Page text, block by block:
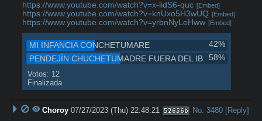
https://www.youtube.com/watch?v=x-lidS6-quc [Embed]
https://www.youtube.com/watch?v=knUxo5H3wUQ [Embed]
https://www.youtube.com/watch?v=yrbnNyLeHww [Embed]
42%
MI INFANCIA CONCHETUMARE
58%
PENDEJÍN CHUCHETUMADRE FUERA DEL IB
Votos: 12
Finalizada
Choroy 07/27/2023 (Thu) 22:48:21 52656b No. 3480 [Reply]